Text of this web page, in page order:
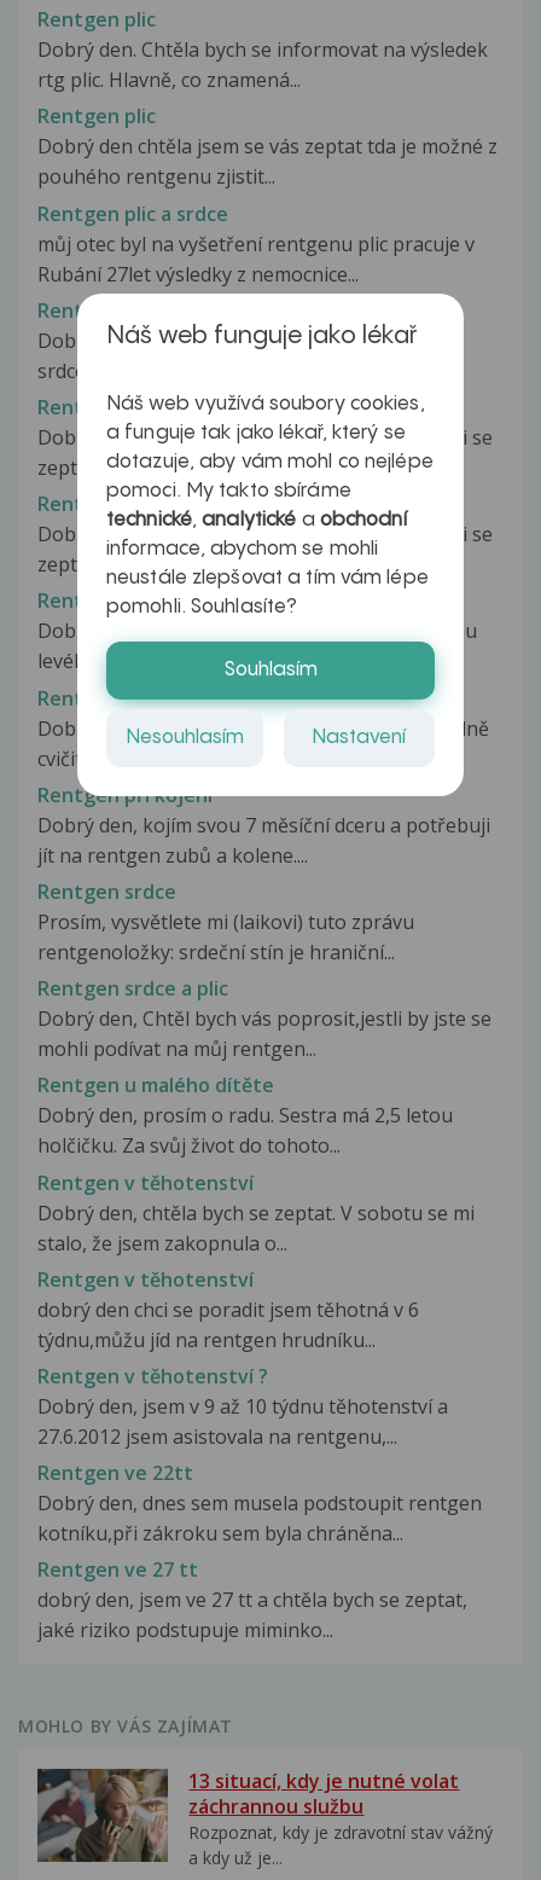
Rentgen plic
Dobrý den. Chtěla bych se informovat na výsledek
rtg plic. Hlavně, co znamená...
Rentgen plic
Dobrý den chtěla jsem se vás zeptat tda je možné z
pouhého rentgenu zjistit...
Rentgen plic a srdce
můj otec byl na vyšetření rentgenu plic pracuje v
Rubání 27let výsledky z nemocnice...
Rentgen plic a srdce
Dobrý den,dnes jsem byla na rentgenu plic a
srdce.Moje p.doktorka má 14-dní...
Rentgen po očkování
Dobrý den, možná je můj dotaz směšný, ale chci se
zeptat, zda nevadí, že jsem...
Rentgen po očkování
Dobrý den, možná je můj dotaz směšný, ale chci se
zeptat, zda nevadí, že jsem...
Rentgen po úrazu kolene
Dobrý den, dnes jsme byli se synem na rentgenu
levého kolena po padnutí na něj..kdy...
Rentgen prsu
Dobrý den, chci se zeptat, jestli mohu jít normálně
cvičit po rentgenu? Dnes...
Rentgen při kojení
Dobrý den, kojím svou 7 měsíční dceru a potřebuji
jít na rentgen zubů a kolene....
Rentgen srdce
Prosím, vysvětlete mi (laikovi) tuto zprávu
rentgenoložky: srdeční stín je hraniční...
Rentgen srdce a plic
Dobrý den, Chtěl bych vás poprosit,jestli by jste se
mohli podívat na můj rentgen...
Rentgen u malého dítěte
Dobrý den, prosím o radu. Sestra má 2,5 letou
holčičku. Za svůj život do tohoto...
Rentgen v těhotenství
Dobrý den, chtěla bych se zeptat. V sobotu se mi
stalo, že jsem zakopnula o...
Rentgen v těhotenství
dobrý den chci se poradit jsem těhotná v 6
týdnu,můžu jíd na rentgen hrudníku...
Rentgen v těhotenství ?
Dobrý den, jsem v 9 až 10 týdnu těhotenství a
27.6.2012 jsem asistovala na rentgenu,...
Rentgen ve 22tt
Dobrý den, dnes sem musela podstoupit rentgen
kotníku,při zákroku sem byla chráněna...
Rentgen ve 27 tt
dobrý den, jsem ve 27 tt a chtěla bych se zeptat,
jaké riziko podstupuje miminko...
MOHLO BY VÁS ZAJÍMAT
13 situací, kdy je nutné volat
záchrannou službu
Rozpoznat, kdy je zdravotní stav vážný
a kdy už je...
Náš web funguje jako lékař
Náš web využívá soubory cookies,
a funguje tak jako lékař, který se
dotazuje, aby vám mohl co nejlépe
pomoci. My takto sbíráme
technické,analytické a obchodní
informace, abychom se mohli
neustále zlepšovat a tím vám lépe
pomohli. Souhlasíte?
Souhlasím
Nesouhlasím Nastavení